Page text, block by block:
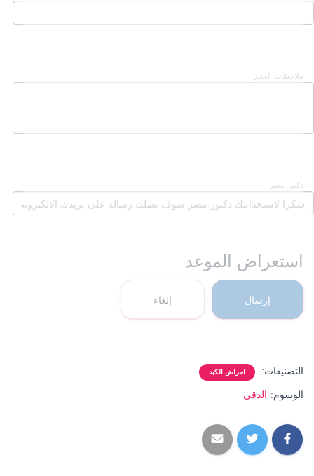
ملاحظات الحجز
دكنور مصر
استعراض الموعد
إرسال إلغاء
التصنيفات: امراض الكبد
الوسوم: الدقى